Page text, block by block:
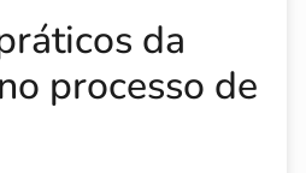
da
processo de